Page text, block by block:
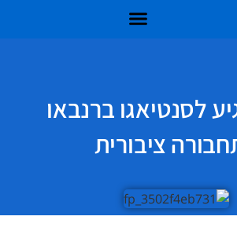
לסנטיאגו ברנבאו
ציבורית